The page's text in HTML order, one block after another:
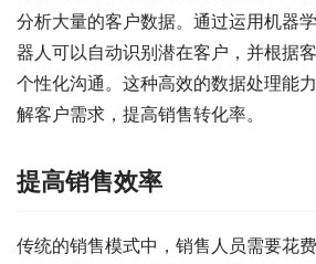
分析大量的客户数据。通过运用机器
器人可以自动识别潜在客户，并根据
个性化沟通。这种高效的数据处理能
解客户需求，提高销售转化率。
提高销售效率
传统的销售模式中，销售人员需要花